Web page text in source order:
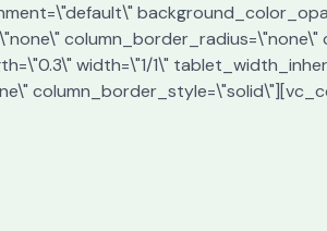
width=\"1/1\"